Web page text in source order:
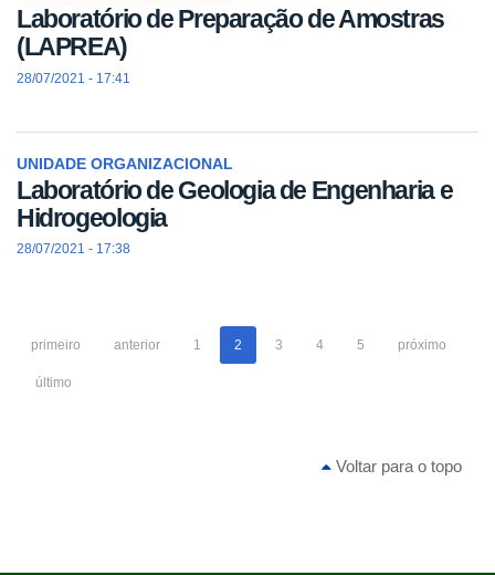
Laboratório de Preparação de Amostras
(LAPREA)
28/07/2021 - 17:41
UNIDADE ORGANIZACIONAL
Laboratório de Geologia de Engenharia e
Hidrogeologia
28/07/2021 - 17:38
primeiro anterior 1 2 3 4 5 próximo
último
Voltar para o topo